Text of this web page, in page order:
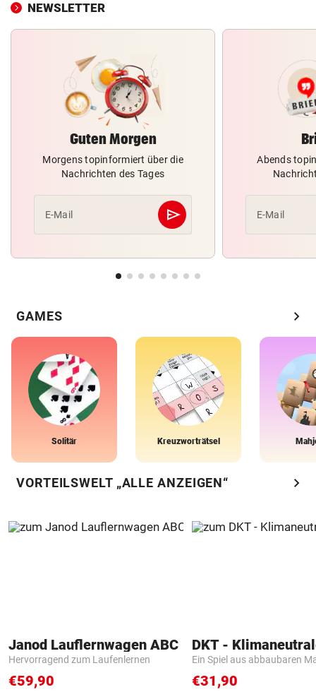
NEWSLETTER
Guten Morgen
Morgens topinformiert über die
Nachrichten des Tages
E-Mail send
Abschicken
Abends
E-Mail
GAMES chevron_right
Solitär Kreuzworträtsel
VORTEILSWELT „ALLE ANZEIGEN“ chevron_right
Janod Lauflernwagen ABC
Hervorragend zum Laufenlernen
€59,90
Ein Spiel aus abbaubaren
€31,90